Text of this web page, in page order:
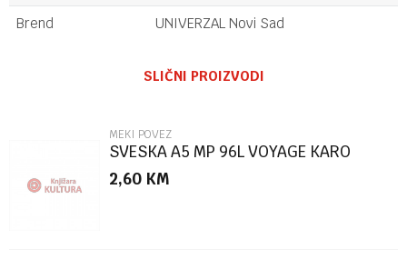
Brend
UNIVERZAL Novi Sad
Poruka
SLIČNI PROIZVODI
MEKI POVEZ
SVESKA A5 MP 96L VOYAGE KARO
2,60 KM